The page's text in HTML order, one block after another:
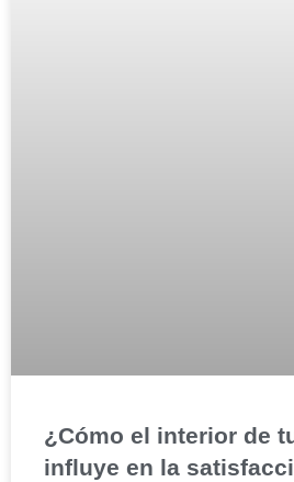
¿Cómo el interior de
influye en la